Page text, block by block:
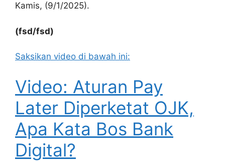
Kamis, (9/1/2025).
(fsd/fsd)
Saksikan video di bawah ini:
Video: Aturan Pay
Later Diperketat OJK,
Apa Kata Bos Bank
Digital?